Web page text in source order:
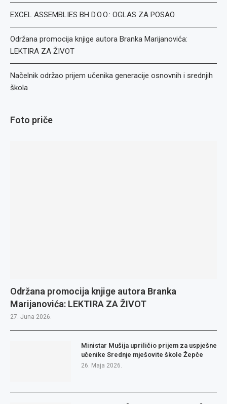
EXCEL ASSEMBLIES BH D.O.O.: OGLAS ZA POSAO
Održana promocija knjige autora Branka Marijanovića:
LEKTIRA ZA ŽIVOT
Načelnik održao prijem učenika generacije osnovnih i srednjih
škola
Foto priče
Održana promocija knjige autora Branka
Marijanovića: LEKTIRA ZA ŽIVOT
27. Juna 2026.
Ministar Mušija upriličio prijem za uspješne
učenike Srednje mješovite škole Žepče
26. Maja 2026.